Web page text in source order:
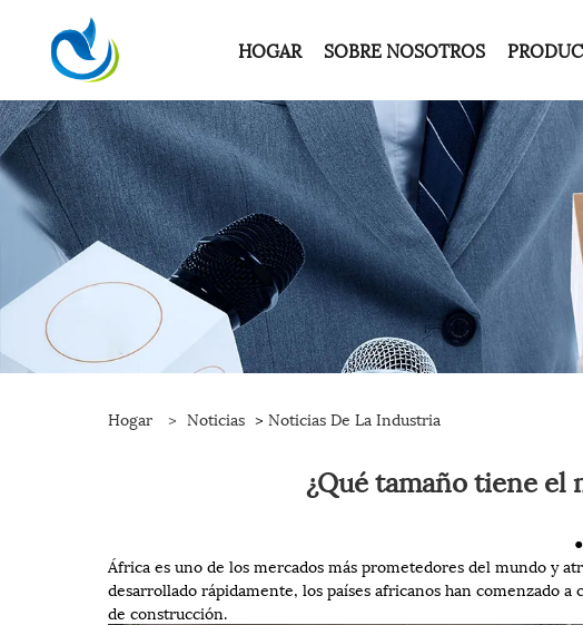
HOGAR SOBRE NOSOTROS
Hogar > Noticias > Noticias De La Industria
¿Qué tamaño tiene
●
África es uno de los mercados más prometedores del mundo y
desarrollado rápidamente, los países africanos han comenzado
de construcción.